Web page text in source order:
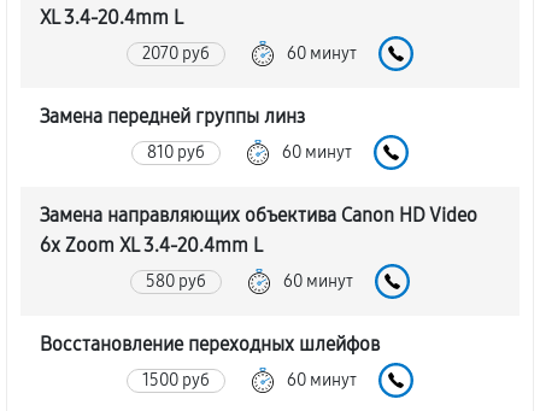
XL 3.4-20.4mm L
2070 руб 60 минут
Замена передней группы линз
810 руб 60 минут
Замена направляющих объектива Canon HD Video
6x Zoom XL 3.4-20.4mm L
580 руб 60 минут
Восстановление переходных шлейфов
1500 руб 60 минут